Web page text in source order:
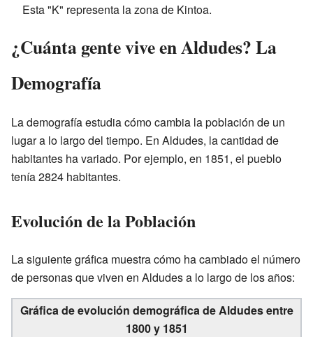
Esta "K" representa la zona de Kintoa.
¿Cuánta gente vive en Aldudes? La
Demografía
La demografía estudia cómo cambia la población de un
lugar a lo largo del tiempo. En Aldudes, la cantidad de
habitantes ha variado. Por ejemplo, en 1851, el pueblo
tenía 2824 habitantes.
Evolución de la Población
La siguiente gráfica muestra cómo ha cambiado el número
de personas que viven en Aldudes a lo largo de los años:
Gráfica de evolución demográfica de Aldudes entre
1800 y 1851